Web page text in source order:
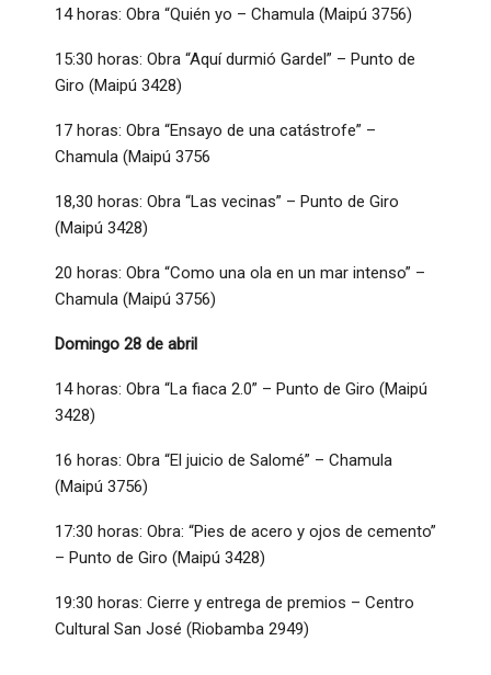
14 horas: Obra “Quién yo – Chamula (Maipú 3756)
15:30 horas: Obra “Aquí durmió Gardel” – Punto de
Giro (Maipú 3428)
17 horas: Obra “Ensayo de una catástrofe” –
Chamula (Maipú 3756
18,30 horas: Obra “Las vecinas” – Punto de Giro
(Maipú 3428)
20 horas: Obra “Como una ola en un mar intenso” –
Chamula (Maipú 3756)
Domingo 28 de abril
14 horas: Obra “La fiaca 2.0” – Punto de Giro (Maipú
3428)
16 horas: Obra “El juicio de Salomé” – Chamula
(Maipú 3756)
17:30 horas: Obra: “Pies de acero y ojos de cemento”
– Punto de Giro (Maipú 3428)
19:30 horas: Cierre y entrega de premios – Centro
Cultural San José (Riobamba 2949)